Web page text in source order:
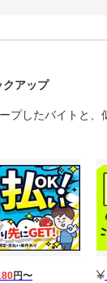
クアップ
プしたバイトと、
円〜